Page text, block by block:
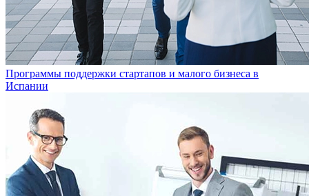
Программы поддержки стартапов и малого бизнеса в
Испании